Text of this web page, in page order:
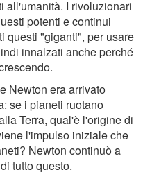
all'umanità. I rivoluzionari
potenti e continui
questi "giganti", per usare
innalzati anche perché
Newton era arrivato
se i pianeti ruotano
Terra, qual'è l'origine di
l'impulso iniziale che
Newton continuò a
tutto questo.